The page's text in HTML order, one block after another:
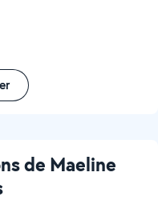
de Maeline